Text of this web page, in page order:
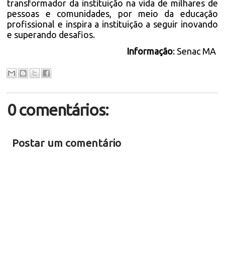
transformador da instituição na vida de milhares de
pessoas e comunidades, por meio da educação
profissional e inspira a instituição a seguir inovando
e superando desafios.
Informação: Senac MA
0 comentários:
Postar um comentário